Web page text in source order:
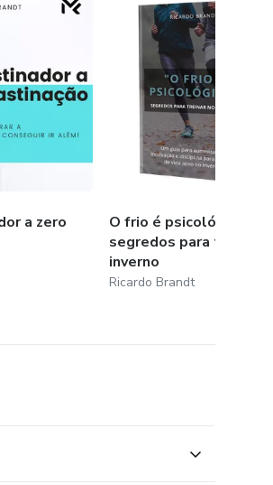
a zero
O frio é psicológico:
segredos para treinar no
inverno
Ricardo Brandt